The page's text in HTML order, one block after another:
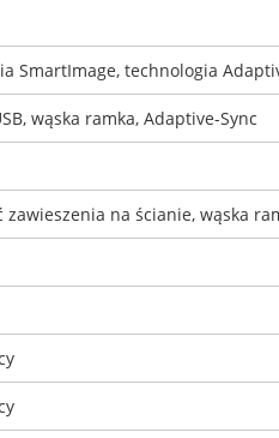
SmartImage, technologia
wąska ramka, Adaptive-Sync
zawieszenia na ścianie, wąska